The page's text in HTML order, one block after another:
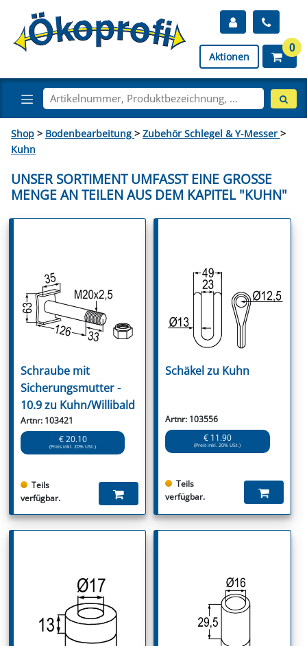
Aktionen
0
Shop > Bodenbearbeitung > Zubehör Schlegel & Y-Messer >
Kuhn
UNSER SORTIMENT UMFASST EINE GROSSE M
ENGE AN TEILEN AUS DEM KAPITEL "KUHN"
Schraube mit
Sicherungsmutter -
10.9 zu Kuhn/Willibald
Artnr: 103421
€ 20.10
(Preis inkl. 20% USt.)
Teils
verfügbar.
Schäkel zu Kuhn
Artnr: 103556
€ 11.90
(Preis inkl. 20% USt.)
Teils
verfügbar.